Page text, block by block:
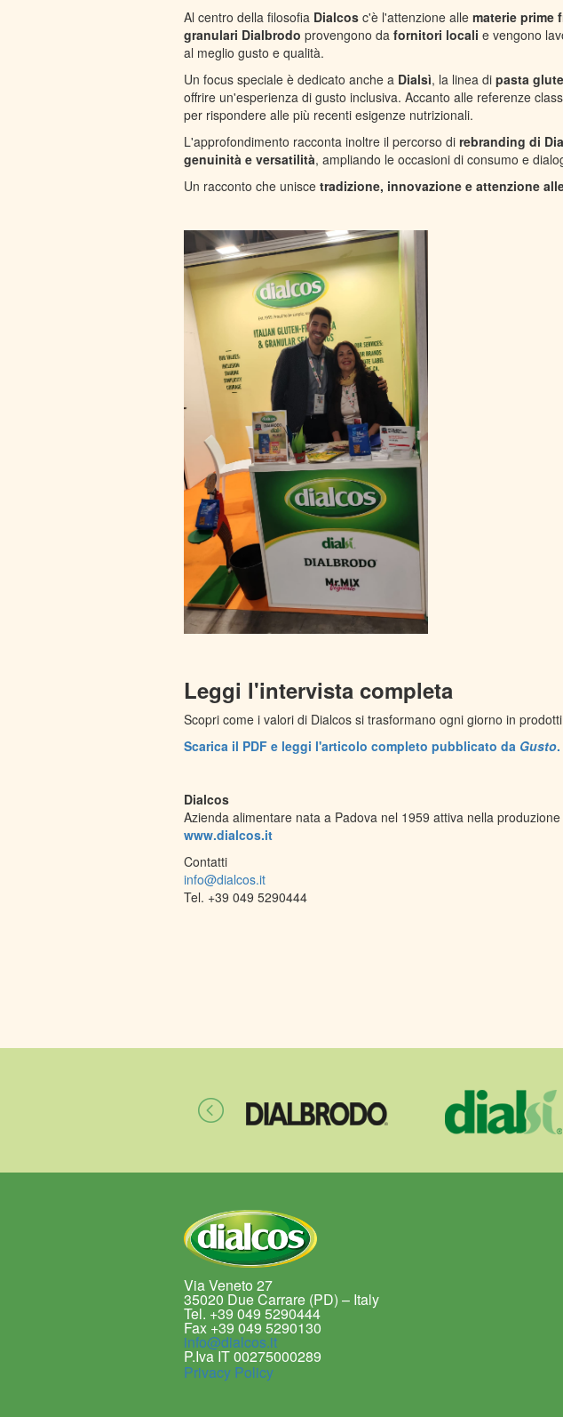
Al centro della filosofia Dialcos c'è l'attenzione alle materie prime
granulari Dialbrodo provengono da fornitori locali e vengono
al meglio gusto e qualità.
Un focus speciale è dedicato anche a Dialsì, la linea di pasta
offrire un'esperienza di gusto inclusiva. Accanto alle referenze
per rispondere alle più recenti esigenze nutrizionali.
L'approfondimento racconta inoltre il percorso di rebranding di
genuinità e versatilità, ampliando le occasioni di consumo e
Un racconto che unisce tradizione, innovazione e attenzione
Leggi l'intervista completa
Scopri come i valori di Dialcos si trasformano ogni giorno in
Scarica il PDF e leggi l'articolo completo pubblicato da Gusto.
Dialcos
Azienda alimentare nata a Padova nel 1959 attiva nella
www.dialcos.it
Contatti
info@dialcos.it
Tel. +39 049 5290444
Via Veneto 27
35020 Due Carrare (PD) – Italy
Tel. +39 049 5290444
Fax +39 049 5290130
info@dialcos.it
P.Iva IT 00275000289
Privacy Policy